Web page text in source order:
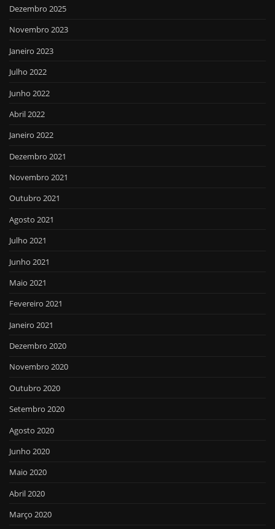
Dezembro 2025
Novembro 2023
Janeiro 2023
Julho 2022
Junho 2022
Abril 2022
Janeiro 2022
Dezembro 2021
Novembro 2021
Outubro 2021
Agosto 2021
Julho 2021
Junho 2021
Maio 2021
Fevereiro 2021
Janeiro 2021
Dezembro 2020
Novembro 2020
Outubro 2020
Setembro 2020
Agosto 2020
Junho 2020
Maio 2020
Abril 2020
Março 2020